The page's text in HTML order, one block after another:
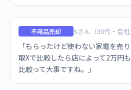
不用品売却 Sさん（30代・会社
「もらったけど使わない家電を売
取Xで比較したら店によって2万円
比較って大事ですね。」